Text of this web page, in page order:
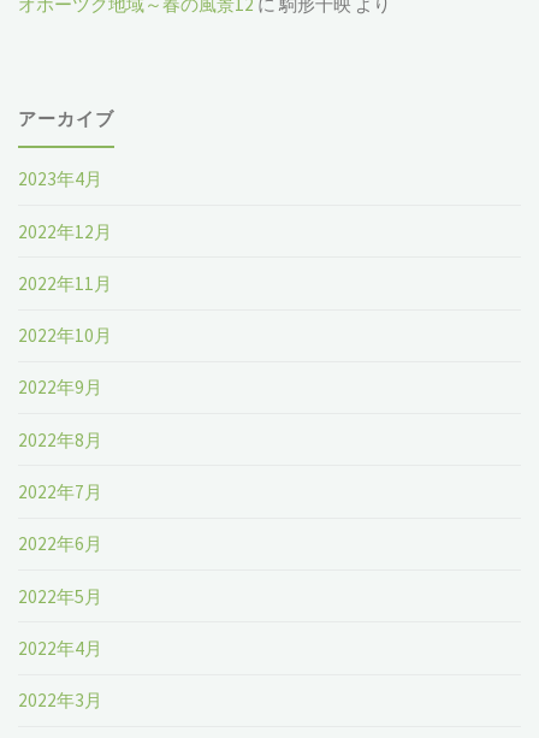
アーカイブ
2023年4月
2022年12月
2022年11月
2022年10月
2022年9月
2022年8月
2022年7月
2022年6月
2022年5月
2022年4月
2022年3月